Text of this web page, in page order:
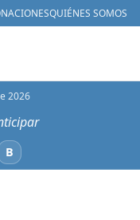
QUIÉNES SOMOS
2026
BBluesky